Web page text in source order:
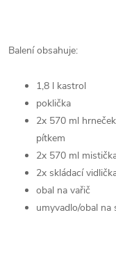
Balení obsahuje:
1,8 l kastrol
poklička
2x 570 ml
pítkem
2x 570 ml
2x skládací
obal na vařič
umyvadlo/obal na